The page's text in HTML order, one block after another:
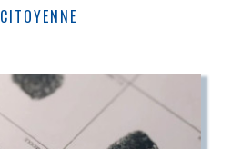
CITOYENNE